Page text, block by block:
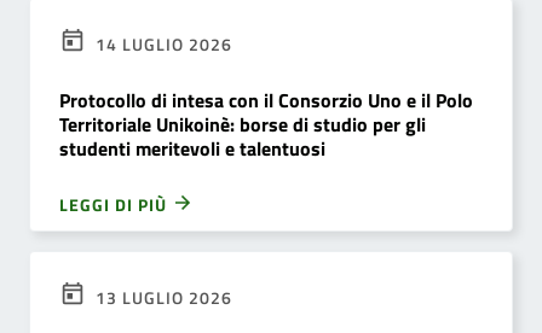
14 LUGLIO 2026
Protocollo di intesa con il Consorzio Uno e il Polo
Territoriale Unikoinè: borse di studio per gli
studenti meritevoli e talentuosi
LEGGI DI PIÙ
13 LUGLIO 2026